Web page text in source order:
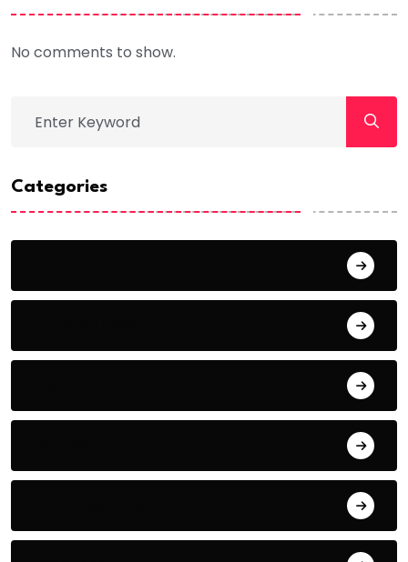
No comments to show.
Categories